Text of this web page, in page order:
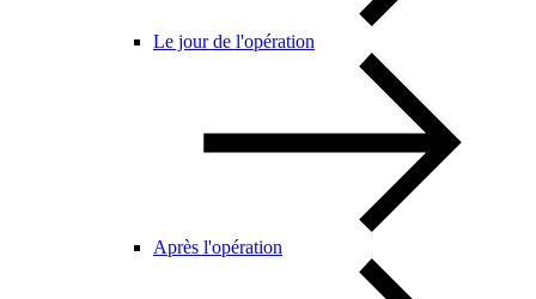
Le jour de l'opération
Après l'opération